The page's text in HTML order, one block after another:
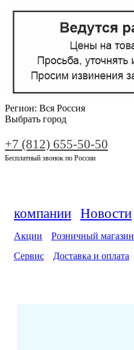
Регион: Вся Россия
Выбрать город
+7 (812) 655-50-50
Бесплатный звонок по России
компании Новости
Акции Розничный магазин
Сервис
Доставка и оплата